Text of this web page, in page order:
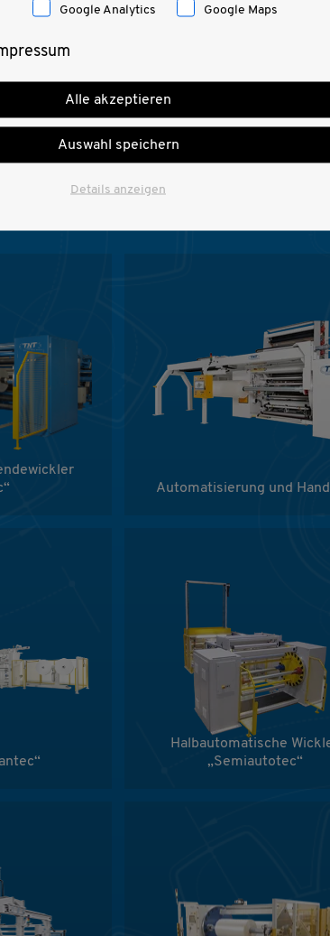
Automatisierung und
Halbautomatische
„Semiautotec“
Google Analytics Google Maps
Alle akzeptieren
Auswahl speichern
Details anzeigen